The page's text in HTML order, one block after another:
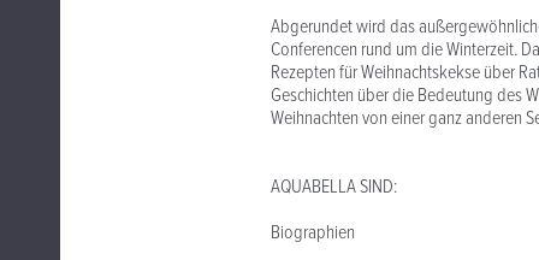
Abgerundet wird das
Conferencen rund um die Winterzeit.
Rezepten für Weihnachtskekse über
Geschichten über die Bedeutung des
Weihnachten von einer ganz anderen
AQUABELLA SIND:
Biographien